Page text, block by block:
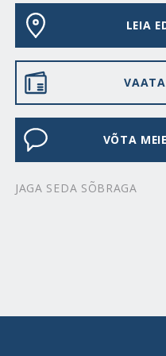
LEIA
VAATA
VÕTA
JAGA SEDA SÕBRAGA